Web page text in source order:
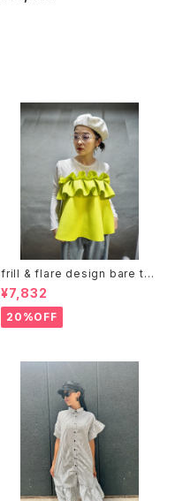
frill & flare design bare to
ps トップス ベアトップ フリル フ
レア ジッパー
¥7,832
20%OFF